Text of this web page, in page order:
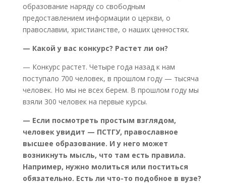
образование наряду со свободным
предоставлением информации о церкви, о
православии, христианстве, о наших ценностях.
— Какой у вас конкурс? Растет ли он?
— Конкурс растет. Четыре года назад к нам
поступало 700 человек, в прошлом году — тысяча
человек. Но мы не всех берем. В прошлом году мы
взяли 300 человек на первые курсы.
— Если посмотреть простым взглядом,
человек увидит — ПСТГУ, православное
высшее образование. И у него может
возникнуть мысль, что там есть правила.
Например, нужно молиться или поститься
обязательно. Есть ли что-то подобное в вузе?